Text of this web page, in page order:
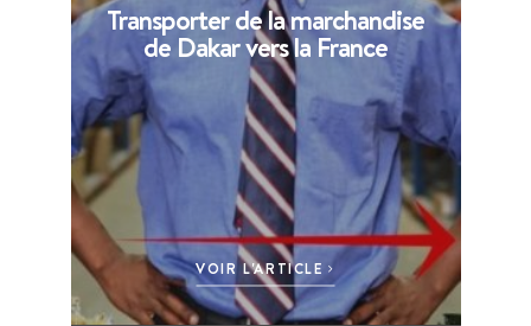
Transporter de la marchandise
de Dakar vers la France
VOIR L'ARTICLE